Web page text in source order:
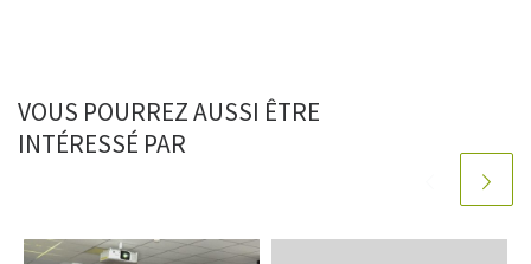
VOUS POURREZ AUSSI ÊTRE
INTÉRESSÉ PAR